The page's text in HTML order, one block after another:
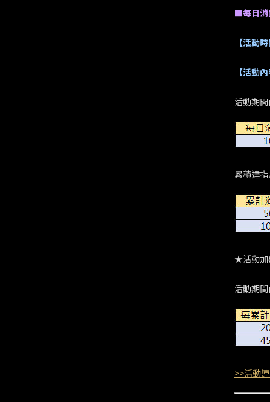
■每日消
【活動
【活動
活動期
累積達
★活動加
活動期
>>活動